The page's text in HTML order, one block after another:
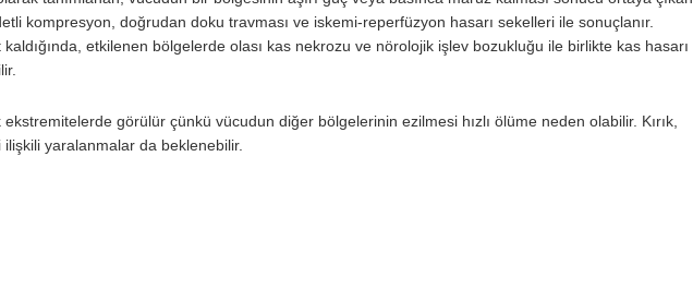
kompresyon, doğrudan doku travması ve iskemi-reperfüzyon hasarı sekelleri ile sonuçlanır.
kaldığında, etkilenen bölgelerde olası kas nekrozu ve nörolojik işlev bozukluğu ile birlikte kas hasarı
görülür çünkü vücudun diğer bölgelerinin ezilmesi hızlı ölüme neden olabilir. Kırık,
yaralanmalar da beklenebilir.